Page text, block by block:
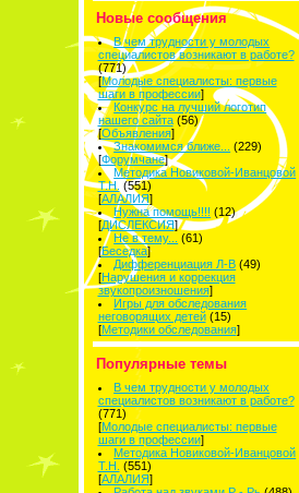
Новые сообщения
В чем трудности у молодых
специалистов возникают в работе?
(771)
[Молодые специалисты: первые
шаги в профессии]
Конкурс на лучший логотип
нашего сайта (56)
[Объявления]
Знакомимся ближе...
(229)
[Форумчане]
Методика Новиковой-Иванцовой
Т.Н. (551)
[АЛАЛИЯ]
Нужна помощь!!!! (12)
[ДИСЛЕКСИЯ]
Не в тему...
(61)
[Беседка]
Дифференциация Л-В (49)
[Нарушения и коррекция
звукопроизношения]
Игры для обследования
неговорящих детей (15)
[Методики обследования]
Популярные темы
В чем трудности у молодых
специалистов возникают в работе?
(771)
[Молодые специалисты: первые
шаги в профессии]
Методика Новиковой-Иванцовой
Т.Н. (551)
[АЛАЛИЯ]